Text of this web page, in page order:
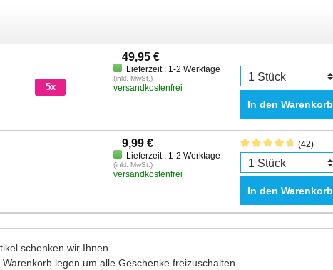
5x
49,95 €
Lieferzeit : 1-2 Werktage
(inkl. MwSt.)
versandkostenfrei
In den Warenkorb
9,99 €
Lieferzeit : 1-2 Werktage
(inkl. MwSt.)
versandkostenfrei
(42)
In den Warenkorb
schenken wir Ihnen.
legen um alle Geschenke freizuschalten